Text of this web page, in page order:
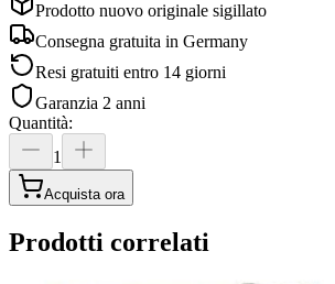
Prodotto nuovo originale sigillato
Consegna gratuita in Germany
Resi gratuiti entro 14 giorni
Garanzia 2 anni
Quantità:
1
Acquista ora
Prodotti correlati